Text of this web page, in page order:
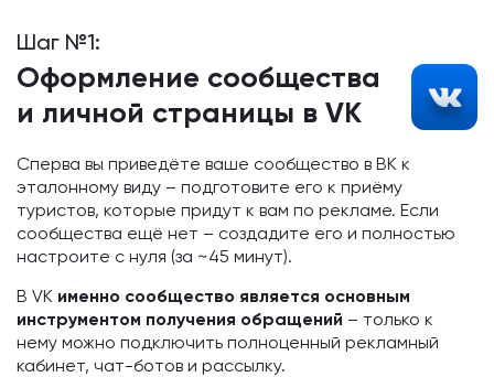
Шаг №1:
Оформление сообщества
и личной страницы в VK
Сперва вы приведёте ваше сообщество в ВК к
эталонному виду – подготовите его к приёму
туристов, которые придут к вам по рекламе. Если
сообщества ещё нет – создадите его и полностью
настроите с нуля (за ~45 минут).
В VK именно сообщество является основным
инструментом получения обращений – только к
нему можно подключить полноценный рекламный
кабинет, чат-ботов и рассылку.